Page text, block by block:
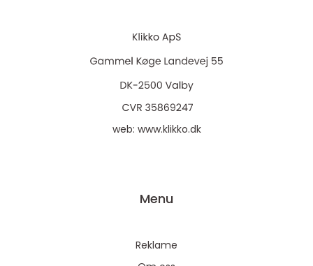
web: www.klikko.dk
Menu
Reklame